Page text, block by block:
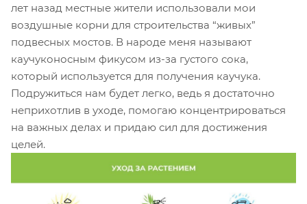
лет назад местные жители использовали мои
воздушные корни для строительства “живых”
подвесных мостов. В народе меня называют
каучуконосным фикусом из-за густого сока,
который используется для получения каучука.
Подружиться нам будет легко, ведь я достаточно
неприхотлив в уходе, помогаю концентрироваться
на важных делах и придаю сил для достижения
целей.